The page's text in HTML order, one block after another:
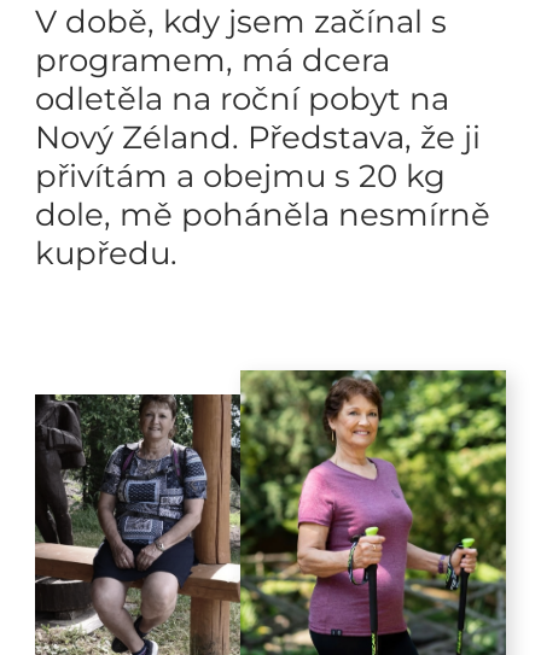
V době, kdy jsem začínal s
programem, má dcera
odletěla na roční pobyt na
Nový Zéland. Představa, že ji
přivítám a obejmu s 20 kg
dole, mě poháněla nesmírně
kupředu.